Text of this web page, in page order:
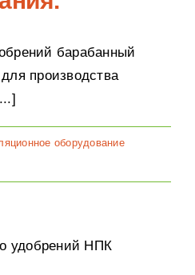
барабанный
производства
оборудование